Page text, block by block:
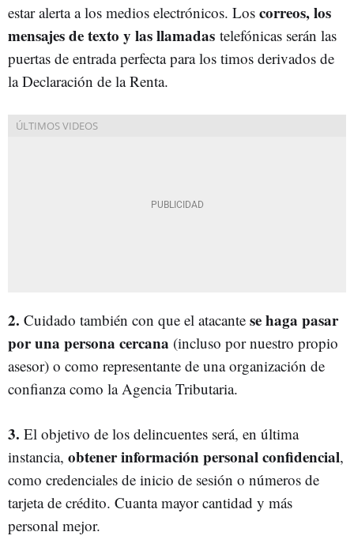
estar alerta a los medios electrónicos. Los correos, los
mensajes de texto y las llamadas telefónicas serán las
puertas de entrada perfecta para los timos derivados de
la Declaración de la Renta.
2. Cuidado también con que el atacante se haga pasar
por una persona cercana (incluso por nuestro propio
asesor) o como representante de una organización de
confianza como la Agencia Tributaria.
3. El objetivo de los delincuentes será, en última
instancia, obtener información personal confidencial,
como credenciales de inicio de sesión o números de
tarjeta de crédito. Cuanta mayor cantidad y más
personal mejor.